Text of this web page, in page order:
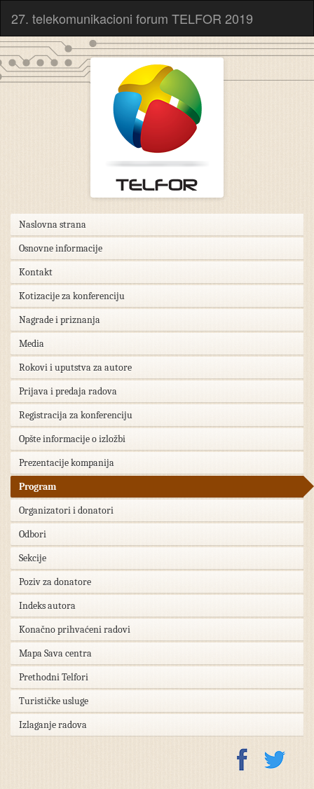
27. telekomunikacioni forum TELFOR 2019
Naslovna strana
Osnovne informacije
Kontakt
Kotizacije za konferenciju
Nagrade i priznanja
Media
Rokovi i uputstva za autore
Prijava i predaja radova
Registracija za konferenciju
Opšte informacije o izložbi
Prezentacije kompanija
Program
Organizatori i donatori
Odbori
Sekcije
Poziv za donatore
Indeks autora
Konačno prihvaćeni radovi
Mapa Sava centra
Prethodni Telfori
Turističke usluge
Izlaganje radova